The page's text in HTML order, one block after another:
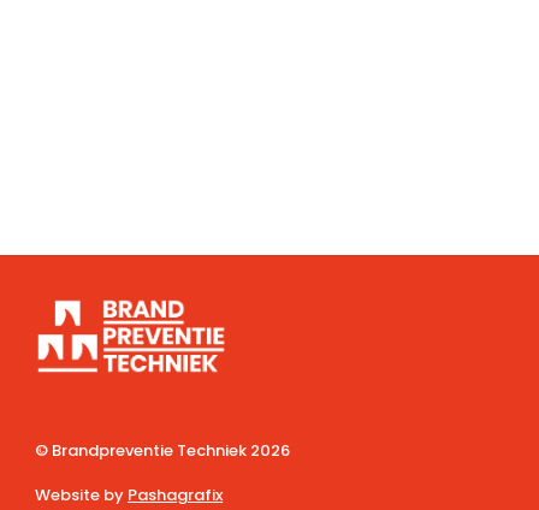
© Brandpreventie Techniek 2026
Website by Pashagrafix